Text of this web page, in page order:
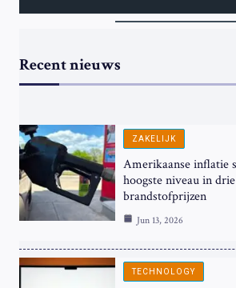
Recent nieuws
ZAKELIJK
Amerikaanse inflatie
hoogste niveau in
brandstofprijzen
Jun 13, 2026
TECHNOLOGY